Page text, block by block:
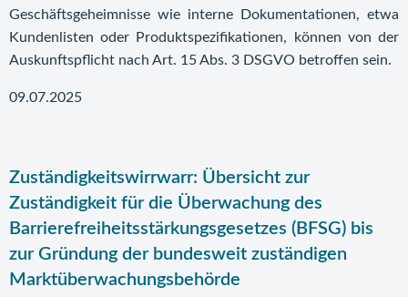
Geschäftsgeheimnisse wie interne Dokumentationen, etwa
Kundenlisten oder Produktspezifikationen, können von der
Auskunftspflicht nach Art. 15 Abs. 3 DSGVO betroffen sein.
09.07.2025
Zuständigkeitswirrwarr: Übersicht zur
Zuständigkeit für die Überwachung des
Barrierefreiheitsstärkungsgesetzes (BFSG) bis
zur Gründung der bundesweit zuständigen
Marktüberwachungsbehörde